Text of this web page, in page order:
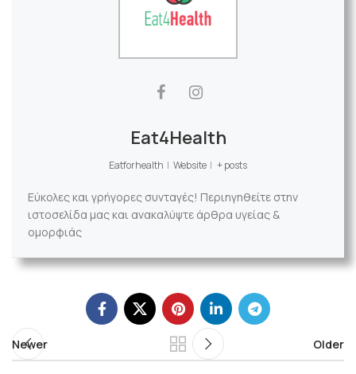
Eat4Health
Eatforhealth | Website | + posts
Εύκολες και γρήγορες συνταγές! Περιηγηθείτε στην
ιστοσελίδα μας και ανακαλύψτε άρθρα υγείας &
ομορφιάς
Newer Older